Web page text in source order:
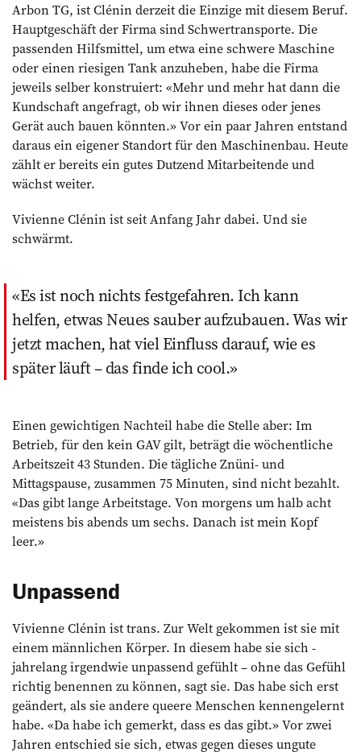
Arbon TG, ist Clénin derzeit die Einzige mit diesem ­Beruf.
Hauptgeschäft der Firma sind Schwertransporte. Die
passenden Hilfsmittel, um etwa eine schwere Maschine
oder einen riesigen Tank anzuheben, habe die Firma
jeweils selber konstruiert: «Mehr und mehr hat dann die
Kundschaft angefragt, ob wir ihnen dieses oder jenes
Gerät auch bauen könnten.» Vor ein paar Jahren entstand
daraus ein eigener Standort für den Maschinenbau. Heute
zählt er bereits ein gutes Dutzend Mitarbeitende und
wächst weiter.
Vivienne Clénin ist seit Anfang Jahr dabei. Und sie
schwärmt.
Es ist noch nichts festgefahren. Ich kann
helfen, etwas Neues sauber aufzubauen. Was wir
jetzt machen, hat viel Einfluss darauf, wie es
später läuft – das finde ich cool.
Einen gewichtigen Nachteil habe die Stelle aber: Im
Betrieb, für den kein GAV gilt, beträgt die wöchentliche
Arbeitszeit 43 Stunden. Die tägliche Znüni- und
Mittagspause, zusammen 75 Minuten, sind nicht bezahlt.
«Das gibt lange Arbeitstage. Von morgens um halb acht
meistens bis abends um sechs. Danach ist mein Kopf
leer.»
Unpassend
Vivienne Clénin ist trans. Zur Welt gekommen ist sie mit
einem männlichen Körper. In diesem habe sie sich ­
jahrelang irgendwie unpassend gefühlt – ohne das Gefühl
richtig benennen zu können, sagt sie. Das habe sich erst
geändert, als sie andere queere Menschen kennengelernt
habe. «Da habe ich gemerkt, dass es das gibt.» Vor zwei
Jahren entschied sie sich, etwas gegen dieses ungute